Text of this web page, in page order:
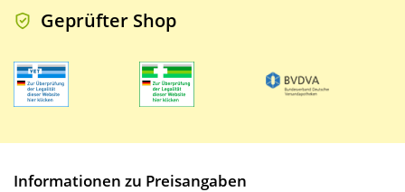
Geprüfter Shop
Informationen zu Preisangaben